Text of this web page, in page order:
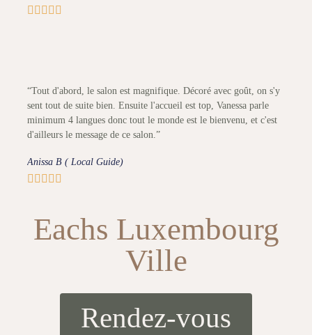
    
“Tout d'abord, le salon est magnifique. Décoré avec goût, on s'y
sent tout de suite bien. Ensuite l'accueil est top, Vanessa parle
minimum 4 langues donc tout le monde est le bienvenu, et c'est
d'ailleurs le message de ce salon.”
Anissa B ( Local Guide)
    
Eachs Luxembourg
Ville
Rendez-vous